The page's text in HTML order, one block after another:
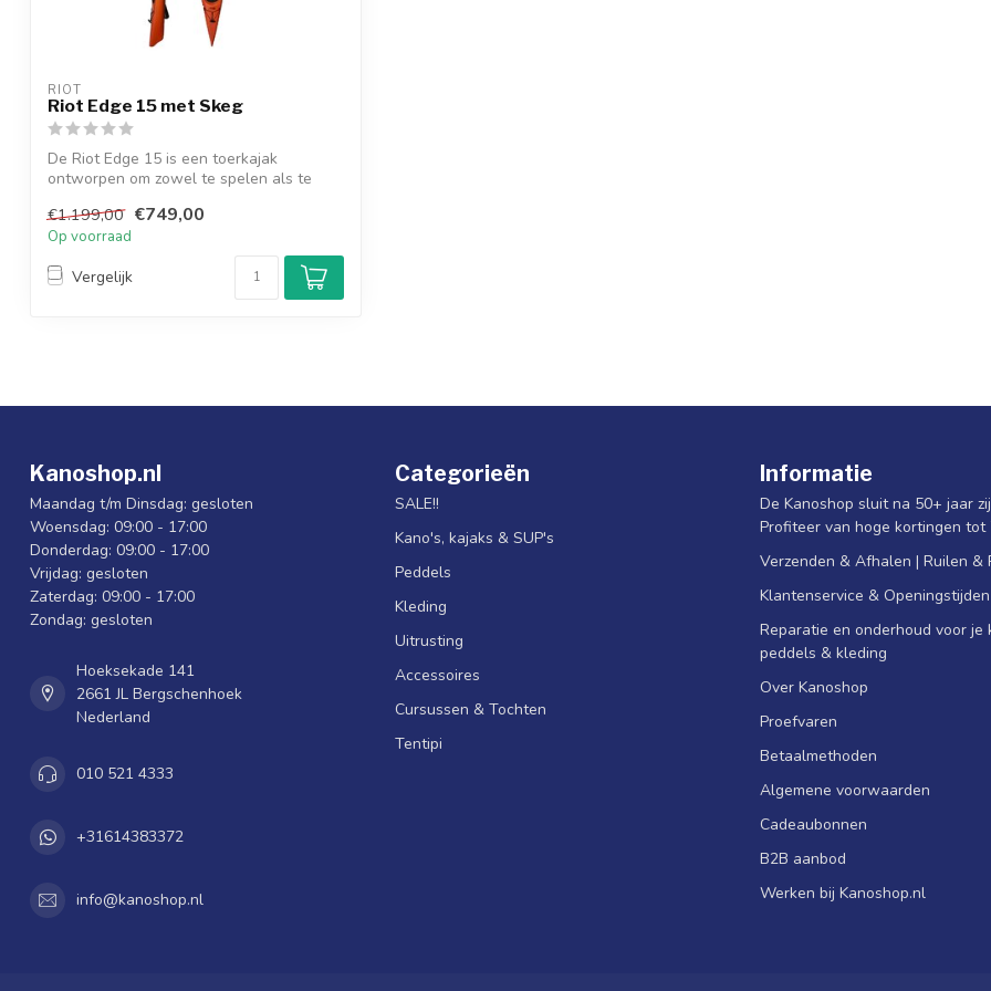
RIOT
Riot Edge 15 met Skeg
De Riot Edge 15 is een toerkajak
ontworpen om zowel te spelen als te
€1.199,00 €749,00
Op voorraad
Vergelijk
Kanoshop.nl
Maandag t/m Dinsdag: gesloten
Woensdag: 09:00 - 17:00
Donderdag: 09:00 - 17:00
Vrijdag: gesloten
Zaterdag: 09:00 - 17:00
Zondag: gesloten
Hoeksekade 141
2661 JL Bergschenhoek
Nederland
010 521 4333
+31614383372
info@kanoshop.nl
Categorieën
SALE!!
Kano's, kajaks & SUP's
Peddels
Kleding
Uitrusting
Accessoires
Cursussen & Tochten
Tentipi
Informatie
De Kanoshop sluit na 50+ jaar
Profiteer van hoge kortingen tot
Verzenden & Afhalen | Ruilen &
Klantenservice & Openingstijden
Reparatie en onderhoud voor je
peddels & kleding
Over Kanoshop
Proefvaren
Betaalmethoden
Algemene voorwaarden
Cadeaubonnen
B2B aanbod
Werken bij Kanoshop.nl